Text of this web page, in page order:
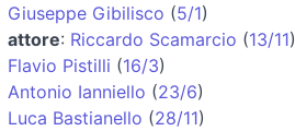
Giuseppe Gibilisco (5/1)
attore: Riccardo Scamarcio (13/11)
Flavio Pistilli (16/3)
Antonio Ianniello (23/6)
Luca Bastianello (28/11)